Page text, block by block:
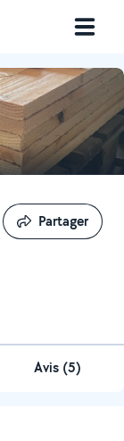
Partager
Partager
Avis (5)